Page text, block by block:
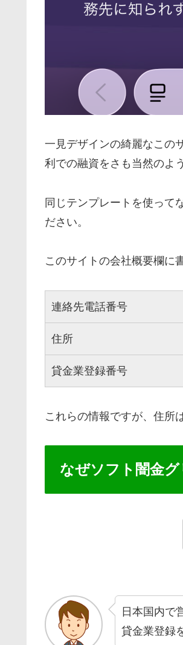
一見デザインの綺麗なこの
利での融資をさも当然のよ
同じテンプレートを使って
ださい。
このサイトの会社概要欄に
連絡先電話番号
住所
貸金業登録番号
これらの情報ですが、住所
なぜソフト闇金
日本国内で
貸金業登録